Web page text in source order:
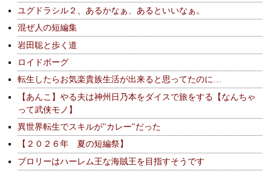
ユグドラシル２、あるかなぁ、あるといいなぁ。
混ぜ人の短編集
岩田聡と歩く道
ロイドボーグ
転生したらお気楽貴族生活が出来ると思ってたのに…
【あんこ】やる夫は神州日乃本をダイスで旅をする【なんちゃ
って武侠モノ】
異世界転生でスキルが"カレー"だった
【２０２６年 夏の短編祭】
ブロリーはハーレム王な海賊王を目指すそうです